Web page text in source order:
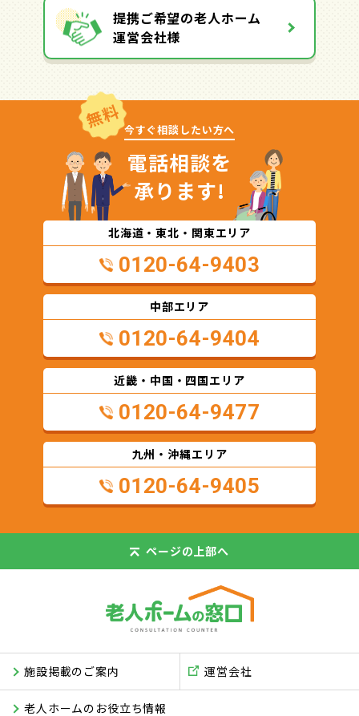
提携ご希望の老人ホーム
運営会社様
無料 今すぐ相談したい方へ
電話相談を
承ります!
北海道・東北・関東エリア
0120-64-9403
中部エリア
0120-64-9404
近畿・中国・四国エリア
0120-64-9477
九州・沖縄エリア
0120-64-9405
ページの 上部へ
施設掲載のご案内
老人ホームのお役立ち情報
運営会社